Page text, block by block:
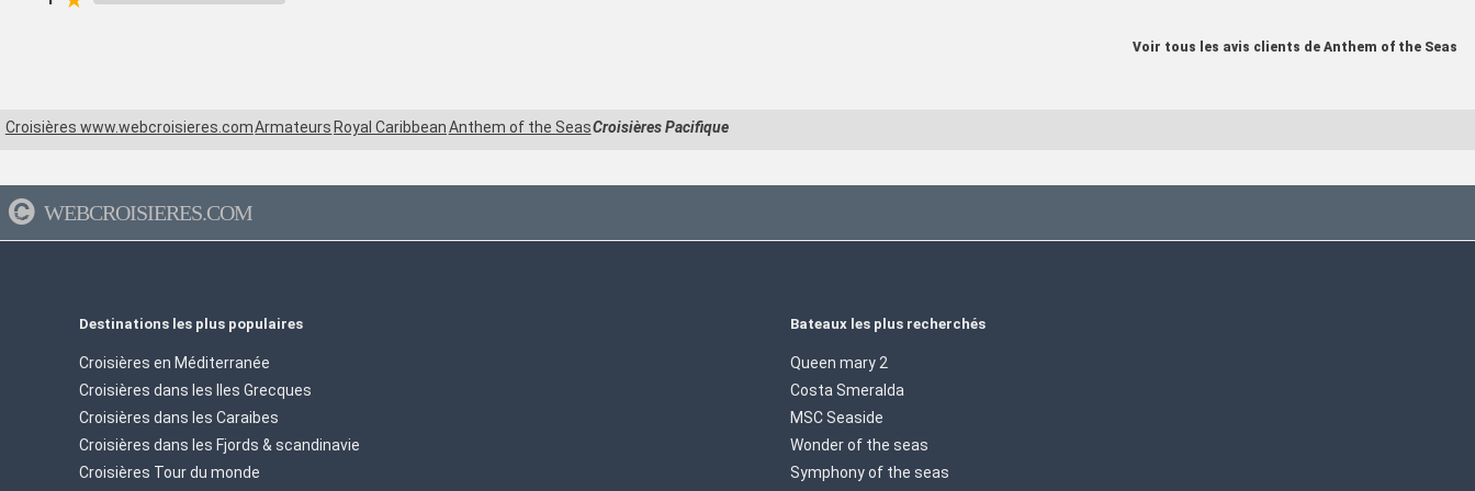
Voir tous les avis clients de Anthem of the Seas
Croisières www.webcroisieres.comArmateurs Royal CaribbeanAnthem of the SeasCroisières Pacifique
WEBCROISIERES.COM
Destinations les plus populaires
Croisières en Méditerranée
Croisières dans les Iles Grecques
Croisières dans les Caraibes
Croisières dans les Fjords & scandinavie
Croisières Tour du monde
Bateaux les plus recherchés
Queen mary 2
Costa Smeralda
MSC Seaside
Wonder of the seas
Symphony of the seas